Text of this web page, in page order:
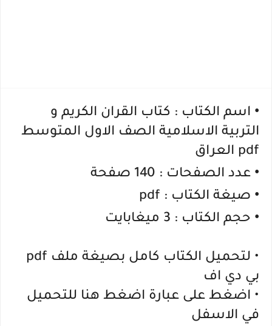
• اسم الكتاب : كتاب القران الكريم و
التربية الاسلامية الصف الاول المتوسط
pdf العراق
• عدد الصفحات : 140 صفحة
• صيغة الكتاب : pdf
• حجم الكتاب : 3 ميغابايت
• لتحميل الكتاب كامل بصيغة ملف pdf
بي دي اف
• اضغط على عبارة اضغط هنا للتحميل
في الاسفل